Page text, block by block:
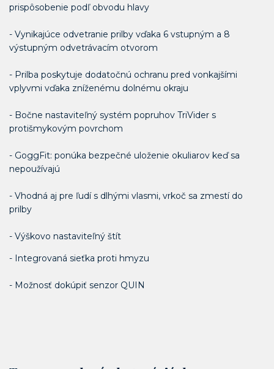
prispôsobenie podľ obvodu hlavy
- Vynikajúce odvetranie prilby vďaka 6 vstupným a 8
výstupným odvetrávacím otvorom
- Prilba poskytuje dodatočnú ochranu pred vonkajšími
vplyvmi vďaka zníženému dolnému okraju
- Bočne nastaviteľný systém popruhov TriVider s
protišmykovým povrchom
- GoggFit: ponúka bezpečné uloženie okuliarov keď sa
nepoužívajú
- Vhodná aj pre ľudí s dlhými vlasmi, vrkoč sa zmestí do
prilby
- Výškovo nastaviteľný štít
- Integrovaná sieťka proti hmyzu
- Možnosť dokúpiť senzor QUIN